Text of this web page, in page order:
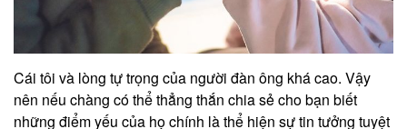
Cái tôi và lòng tự trọng của người đàn ông khá cao. Vậy
nên nếu chàng có thể thẳng thắn chia sẻ cho bạn biết
những điểm yếu của họ chính là thể hiện sự tin tưởng tuyệt